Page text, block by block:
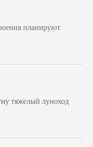
планируют
тяжелый луноход